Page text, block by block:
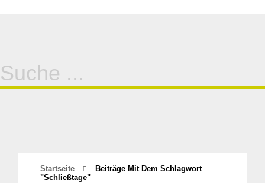
Suche
für:
Startseite
Beiträge Mit Dem Schlagwort
"Schließtage"